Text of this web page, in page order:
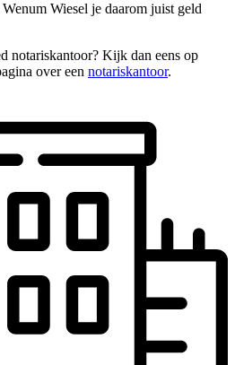
Wiesel je daarom juist geld
notariskantoor? Kijk dan eens op
over een notariskantoor.